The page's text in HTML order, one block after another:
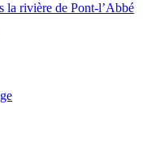
la rivière de Pont-l’Abbé